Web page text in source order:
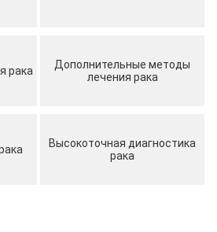
рака
Дополнительные методы
лечения рака
Высокоточная диагностика
рака